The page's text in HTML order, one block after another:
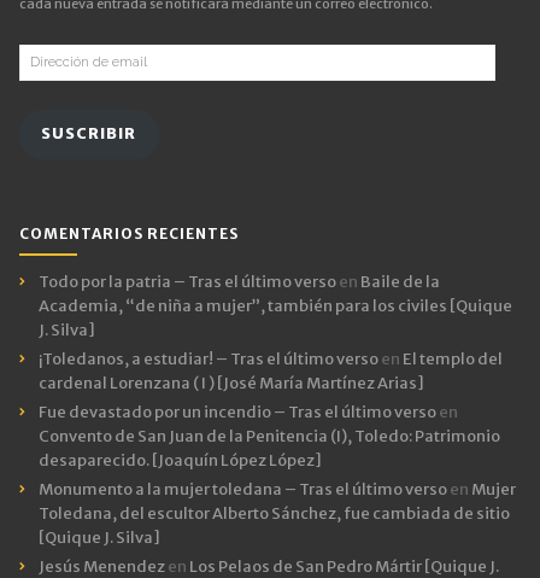
cada nueva entrada se notificará mediante un correo electrónico.
Dirección
de
SUSCRIBIR
COMENTARIOS RECIENTES
Todo por la patria – Tras el último versoen Baile de la
Academia, “de niña a mujer”, también para los civiles [Quique
J. Silva]
¡Toledanos, a estudiar! – Tras el último versoen El templo del
cardenal Lorenzana ( I ) [José María Martínez Arias]
Fue devastado por un incendio – Tras el último versoen
Convento de San Juan de la Penitencia (I), Toledo: Patrimonio
desaparecido. [Joaquín López López]
Monumento a la mujer toledana – Tras el último versoen Mujer
Toledana, del escultor Alberto Sánchez, fue cambiada de sitio
[Quique J. Silva]
Jesús Menendezen Los Pelaos de San Pedro Mártir [Quique J.